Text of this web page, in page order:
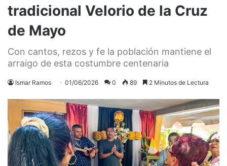
tradicional Velorio de la Cruz
de Mayo
Con cantos, rezos y fe la población mantiene el
arraigo de esta costumbre centenaria
Ismar Ramos 01/06/2026 0 89 2 Minutos de Lectura